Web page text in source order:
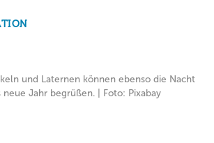
und Laternen können ebenso die Nacht
Jahr begrüßen. | Foto: Pixabay